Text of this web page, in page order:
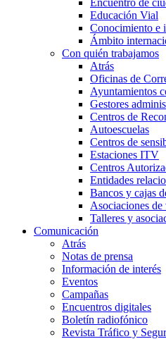
Encuentro de
Educación Vial
Conocimiento e
Ámbito
Con quién trabajamos
Atrás
Oficinas de
Ayuntamientos
Gestores
Centros de
Autoescuelas
Centros de
Estaciones ITV
Centros
Entidades
Bancos y cajas
Asociaciones de
Talleres y
Comunicación
Atrás
Notas de prensa
Información de interés
Eventos
Campañas
Encuentros digitales
Boletín radiofónico
Revista Tráfico y